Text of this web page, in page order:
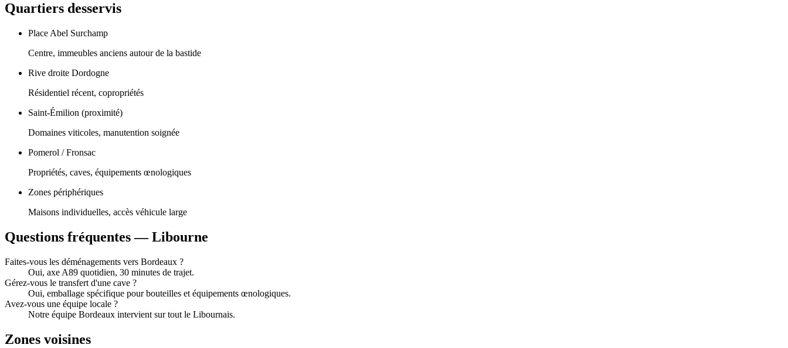
Quartiers desservis
Place Abel Surchamp
Centre, immeubles anciens autour de la bastide
Rive droite Dordogne
Résidentiel récent, copropriétés
Saint-Émilion (proximité)
Domaines viticoles, manutention soignée
Pomerol / Fronsac
Propriétés, caves, équipements œnologiques
Zones périphériques
Maisons individuelles, accès véhicule large
Questions fréquentes —Libourne
Faites-vous les déménagements vers Bordeaux ?
Oui, axe A89 quotidien, 30 minutes de trajet.
Gérez-vous le transfert d'une cave ?
Oui, emballage spécifique pour bouteilles et équipements œnologiques.
Avez-vous une équipe locale ?
Notre équipe Bordeaux intervient sur tout le Libournais.
Zones voisines